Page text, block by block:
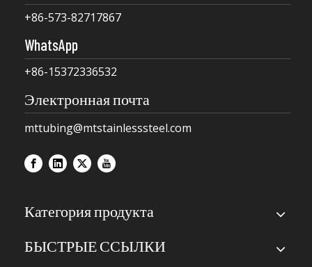
+86-573-82717867
WhatsApp
+86-15372336532
Электронная почта
mttubing@mtstainlesssteel.com
Категория продукта
БЫСТРЫЕ ССЫЛКИ